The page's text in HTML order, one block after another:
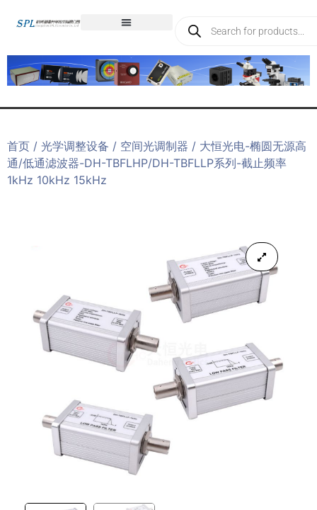
首页 / 光学调整设备 / 空间光调制器 / 大恒光电-椭圆无源高
通/低通滤波器-DH-TBFLHP/DH-TBFLLP系列-截止频率
1kHz 10kHz 15kHz